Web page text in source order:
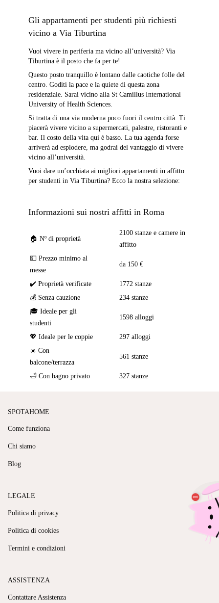
Gli appartamenti per studenti più richiesti
vicino a Via Tiburtina
Vuoi vivere in periferia ma vicino all’università? Via
Tiburtina è il posto che fa per te!
Questo posto tranquillo è lontano dalle caotiche folle del
centro. Goditi la pace e la quiete di questa zona
residenziale. Sarai vicino alla St Camillus International
University of Health Sciences.
Si tratta di una via moderna poco fuori il centro città. Ti
piacerà vivere vicino a supermercati, palestre, ristoranti e
bar. Il costo della vita qui è basso. La tua agenda forse
arriverà ad esplodere, ma godrai del vantaggio di vivere
vicino all’università.
Vuoi dare un’occhiata ai migliori appartamenti in affitto
per studenti in Via Tiburtina? Ecco la nostra selezione:
Informazioni sui nostri affitti in Roma
🏠 Nº di proprietà
2100 stanze e camere in
affitto
💵 Prezzo minimo al
messe
da 150 €
✔️ Proprietà verificate
1772 stanze
💰 Senza cauzione
234 stanze
🎓 Ideale per gli
studenti
1598 alloggi
💖 Ideale per le coppie
297 alloggi
☀️ Con
balcone/terrazza
561 stanze
🛁 Con bagno privato 327 stanze
SPOTAHOME
Come funziona
Chi siamo
Blog
LEGALE
Politica di privacy
Politica di cookies
Termini e condizioni
ASSISTENZA
Contattare Assistenza